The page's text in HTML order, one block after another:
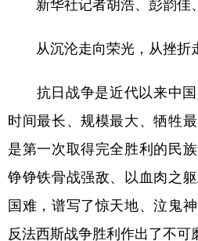
法律 中央文件
食品 人居
彩票 娱乐
公益 一带一路
文化产业
新华社记者胡浩、彭韵佳
从沉沦走向荣光，从挫折
抗日战争是近代以来中国
时间最长、规模最大、牺牲
是第一次取得完全胜利的民
铮铮铁骨战强敌、以血肉之
国难，谱写了惊天地、泣鬼
反法西斯战争胜利作出了不可